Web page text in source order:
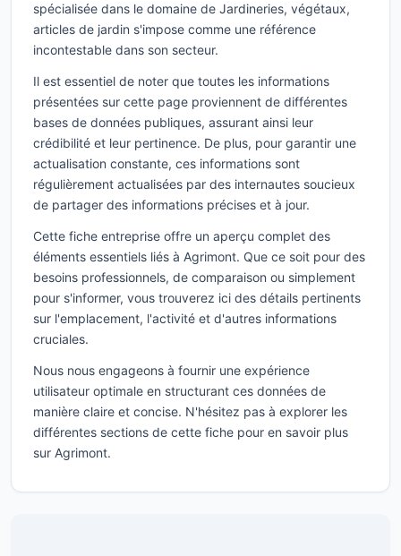
spécialisée dans le domaine de Jardineries, végétaux,
articles de jardin s'impose comme une référence
incontestable dans son secteur.
Il est essentiel de noter que toutes les informations
présentées sur cette page proviennent de différentes
bases de données publiques, assurant ainsi leur
crédibilité et leur pertinence. De plus, pour garantir une
actualisation constante, ces informations sont
régulièrement actualisées par des internautes soucieux
de partager des informations précises et à jour.
Cette fiche entreprise offre un aperçu complet des
éléments essentiels liés à Agrimont. Que ce soit pour des
besoins professionnels, de comparaison ou simplement
pour s'informer, vous trouverez ici des détails pertinents
sur l'emplacement, l'activité et d'autres informations
cruciales.
Nous nous engageons à fournir une expérience
utilisateur optimale en structurant ces données de
manière claire et concise. N'hésitez pas à explorer les
différentes sections de cette fiche pour en savoir plus
sur Agrimont.